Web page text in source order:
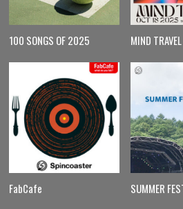
100 SONGS OF 2025
FabCafe
MIND TRAVEL
SUMMER